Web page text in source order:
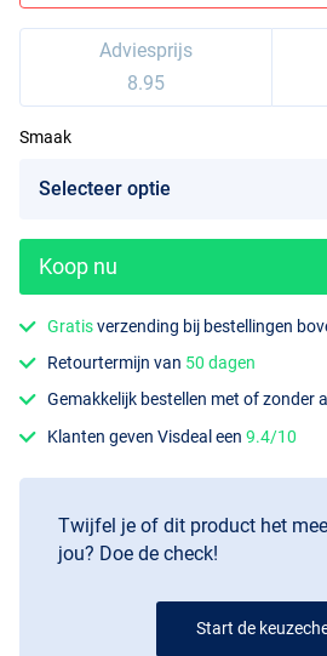
Nutty
Adviesprijs
8.95
Smaak
Koop nu
Gratisverzending bij bestellingen
Retourtermijn van 50 dagen
Gemakkelijk bestellen met of zonder
Klanten geven Visdeal een9.4/10
Twijfel je of dit product het
jou? Doe de check!
Start de